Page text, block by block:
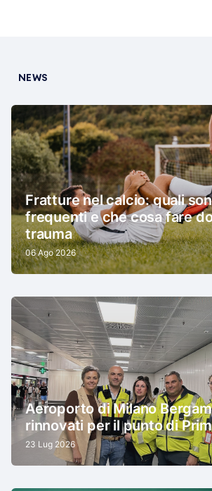
NEWS
Fratture nel calcio: quali
frequenti e che cosa fare
trauma
06 Ago 2026
Aeroporto di Milano
rinnovati per il punto di
23 Lug 2026